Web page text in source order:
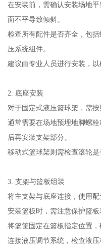
在安装前，需确认安装场地
面不平导致倾斜。
检查所有配件是否齐全，包
压系统组件。
建议由专业人员进行安装，以
2. 底座安装
对于固定式液压篮球架，需按
通常需要在场地预埋地脚螺
后再安装支架部分。
移动式篮球架则需检查滚轮是
3. 支架与篮板组装
将主支架与底座连接，使用配
安装篮板时，需注意保护篮板
将篮筐固定在篮板指定位置，
连接液压调节系统，检查液压